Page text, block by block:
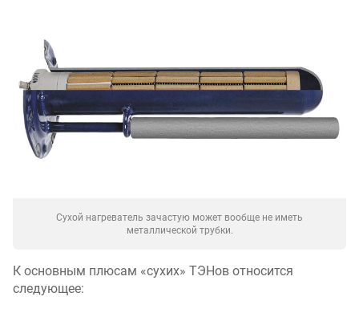
Сухой нагреватель зачастую может вообще не иметь
металлической трубки.
К основным плюсам «сухих» ТЭНов относится
следующее: